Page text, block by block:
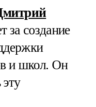
за создание
и школ. Он